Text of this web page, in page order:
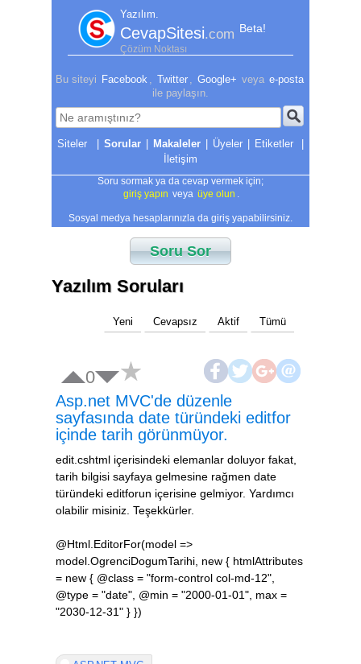
Yazılım.
CevapSitesi.com Beta!
Çözüm Noktası
Bu siteyi Facebook Twitter Google+ veya e-posta
ile paylaşın.
| Sorular | Makaleler | Üyeler | Etiketler
|
İletişim
Soru sormak ya da cevap vermek için;
giriş yapın veya üye olun
Sosyal medya hesaplarınızla da giriş yapabilirsiniz.
Soru Sor
Yazılım Soruları
Yeni Cevapsız Aktif Tümü
0
Asp.net MVC'de düzenle
sayfasında date türündeki editfor
içinde tarih görünmüyor.
edit.cshtml içerisindeki elemanlar doluyor fakat,
tarih bilgisi sayfaya gelmesine rağmen date
türündeki editforun içerisine gelmiyor. Yardımcı
olabilir misiniz. Teşekkürler.
@Html.EditorFor(model =>
model.OgrenciDogumTarihi, new { htmlAttributes
= new { @class = "form-control col-md-12",
@type = "date", @min = "2000-01-01", max =
"2030-12-31" } })